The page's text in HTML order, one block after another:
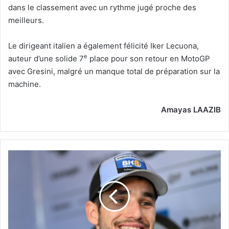
dans le classement avec un rythme jugé proche des
meilleurs.
Le dirigeant italien a également félicité Iker Lecuona,
auteur d’une solide 7e place pour son retour en MotoGP
avec Gresini, malgré un manque total de préparation sur la
machine.
Amayas LAAZIB